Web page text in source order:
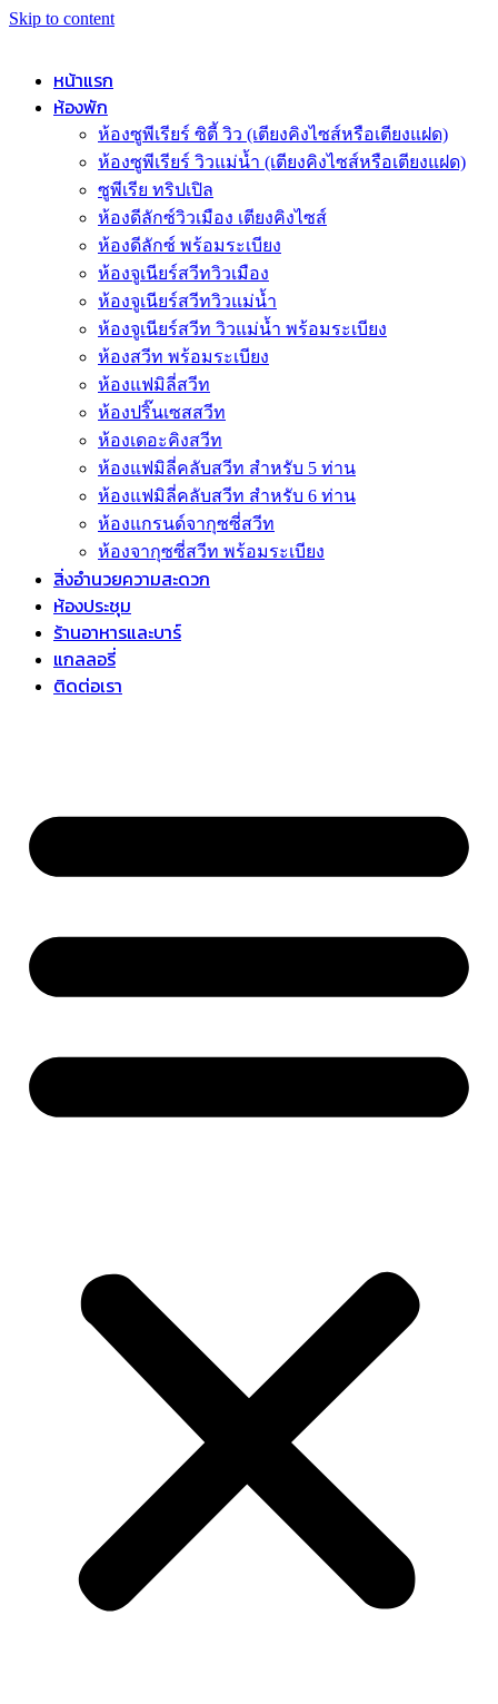
Skip to content
หน้าแรก
ห้องพัก
ห้องซูพีเรียร์ ซิตี้ วิว (เตียงคิงไซส์หรือเตียงแฝด)
ห้องซูพีเรียร์ วิวแม่น้ำ (เตียงคิงไซส์หรือเตียงแฝด)
ซูพีเรีย ทริปเปิล
ห้องดีลักซ์วิวเมือง เตียงคิงไซส์
ห้องดีลักซ์ พร้อมระเบียง
ห้องจูเนียร์สวีทวิวเมือง
ห้องจูเนียร์สวีทวิวแม่น้ำ
ห้องจูเนียร์สวีท วิวแม่น้ำ พร้อมระเบียง
ห้องสวีท พร้อมระเบียง
ห้องแฟมิลี่สวีท
ห้องปริ๊นเซสสวีท
ห้องเดอะคิงสวีท
ห้องแฟมิลี่คลับสวีท สำหรับ 5 ท่าน
ห้องแฟมิลี่คลับสวีท สำหรับ 6 ท่าน
ห้องแกรนด์จากุซซี่สวีท
ห้องจากุซซี่สวีท พร้อมระเบียง
สิ่งอำนวยความสะดวก
ห้องประชุม
ร้านอาหารและบาร์
แกลลอรี่
ติดต่อเรา